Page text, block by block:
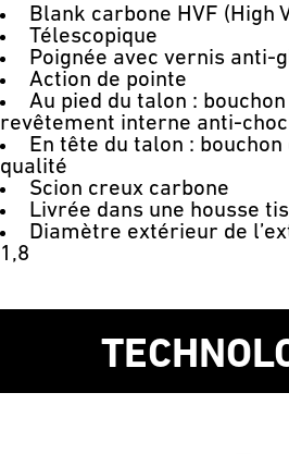
Blank carbone HVF (High
Télescopique
Poignée avec vernis anti-
Action de pointe
Au pied du talon : bouchon
revêtement interne anti-choc
En tête du talon : bouchon
qualité
Scion creux carbone
Livrée dans une housse
Diamètre extérieur de
1,8